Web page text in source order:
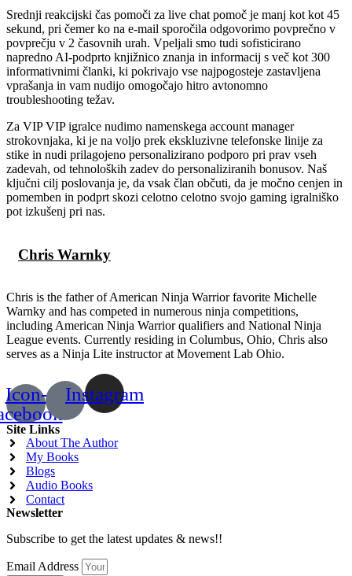
Srednji reakcijski čas pomoči za live chat pomoč je manj kot kot 45
sekund, pri čemer ko na e-mail sporočila odgovorimo povprečno v
povprečju v 2 časovnih urah. Vpeljali smo tudi sofisticirano
napredno AI-podprto knjižnico znanja in informacij s več kot 300
informativnimi članki, ki pokrivajo vse najpogosteje zastavljena
vprašanja in vam nudijo omogočajo hitro avtonomno
troubleshooting težav.
Za VIP VIP igralce nudimo namenskega account manager
strokovnjaka, ki je na voljo prek ekskluzivne telefonske linije za
stike in nudi prilagojeno personalizirano podporo pri prav vseh
zadevah, od tehnoloških zadev do personaliziranih bonusov. Naš
ključni cilj poslovanja je, da vsak član občuti, da je močno cenjen in
pomemben in podprt skozi celotno celotno svojo gaming igralniško
pot izkušenj pri nas.
Chris Warnky
Chris is the father of American Ninja Warrior favorite Michelle
Warnky and has competed in numerous ninja competitions,
including American Ninja Warrior qualifiers and National Ninja
League events. Currently residing in Columbus, Ohio, Chris also
serves as a Ninja Lite instructor at Movement Lab Ohio.
Icon-
Instagram
Site Links
About The Author
My Books
Blogs
Audio Books
Contact
Newsletter
Subscribe to get the latest updates & news!!
Email Address